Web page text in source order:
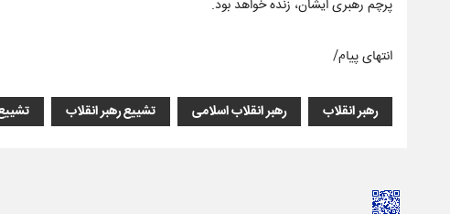
پرچم رهبری ایشان، زنده خواهد بود.
انتهای پیام/
رهبر انقلاب رهبر انقلاب اسلامی تشییع رهبر انقلاب